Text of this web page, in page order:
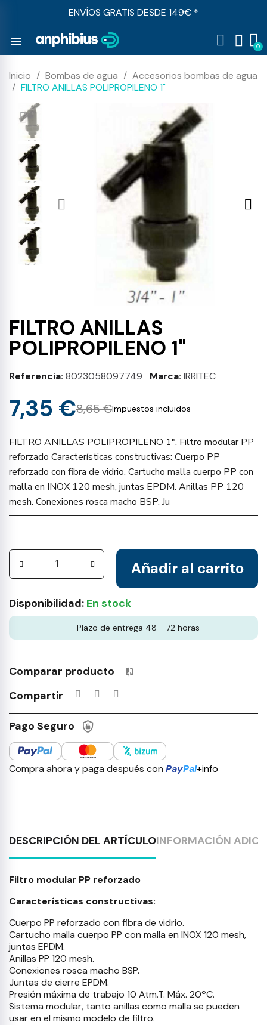
ENVÍOS GRATIS DESDE 149€ *
menu
Inicio Bombas de agua
Accesorios bombas de agua
FILTRO ANILLAS POLIPROPILENO 1"
FILTRO ANILLAS
POLIPROPILENO 1"
Referencia 8023058097749 Marca IRRITEC
8,65 €
7,35 € Impuestos incluidos
FILTRO ANILLAS POLIPROPILENO 1". Filtro modular PP
reforzado Características constructivas: Cuerpo PP
reforzado con fibra de vidrio. Cartucho malla cuerpo PP con
malla en INOX 120 mesh, juntas EPDM. Anillas PP 120
mesh. Conexiones rosca macho BSP. Ju
Añadir al carrito
Disponibilidad: En stock
Plazo de entrega 48 - 72 horas
Comparar producto Productos incluidos en tu lista
Compartir
Pago Seguro
Compra ahora y paga después con PayPal+info
DESCRIPCIÓN DEL ARTÍCULOINFORMACIÓN
Filtro modular PP reforzado
Características constructivas:
Cuerpo PP reforzado con fibra de vidrio.
Cartucho malla cuerpo PP con malla en INOX 120 mesh,
juntas EPDM.
Anillas PP 120 mesh.
Conexiones rosca macho BSP.
Juntas de cierre EPDM.
Presión máxima de trabajo 10 Atm.T. Máx. 20ºC.
Sistema modular, tanto anillas como malla se pueden
usar en el mismo modelo de filtro.